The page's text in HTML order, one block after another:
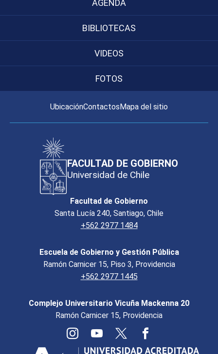
AGENDA
BIBLIOTECAS
VIDEOS
FOTOS
UbicaciónContactosMapa del sitio
FACULTAD DE GOBIERNO
Universidad de Chile
Facultad de Gobierno
Santa Lucía 240, Santiago, Chile
+562 2977 1484
Escuela de Gobierno y Gestión Pública
Ramón Carnicer 15, Piso 3, Providencia
+562 2977 1445
Complejo Universitario Vicuña Mackenna 20
Ramón Carnicer 15, Providencia